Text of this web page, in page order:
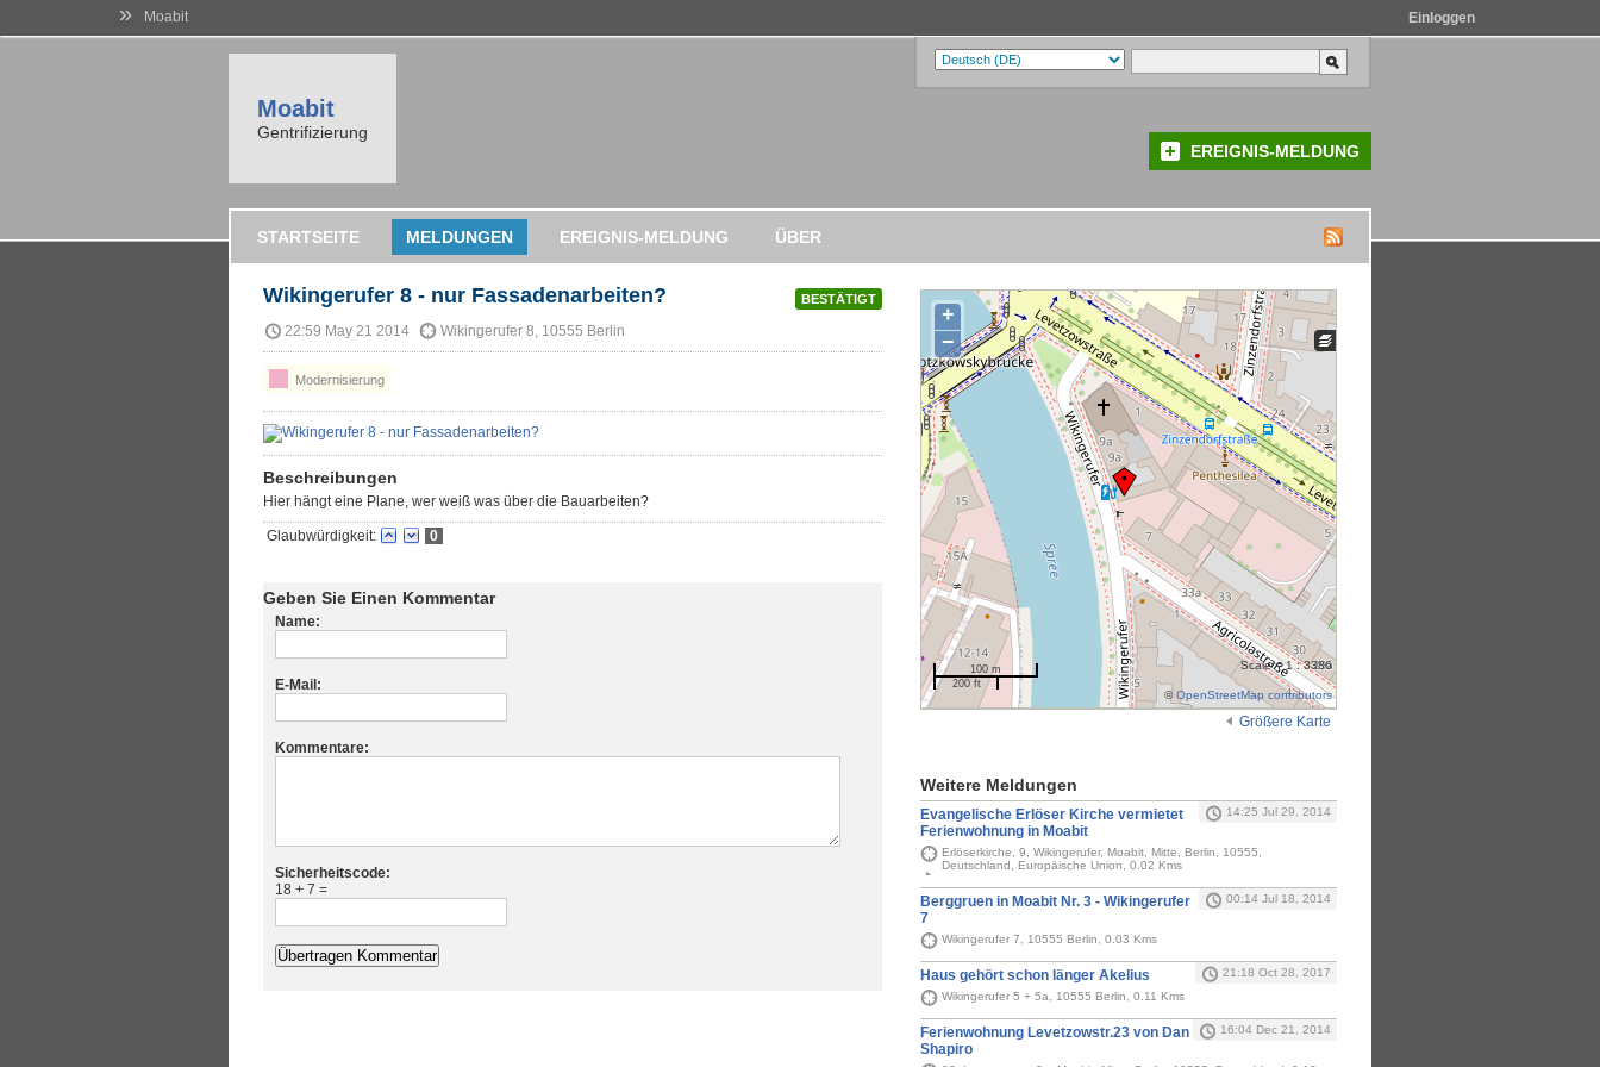
» Moabit Einloggen
Moabit
Gentrifizierung
EREIGNIS-MELDUNG
STARTSEITE MELDUNGEN EREIGNIS-MELDUNG ÜBER
BESTÄTIGT
Wikingerufer 8 - nur Fassadenarbeiten?
22:59 May 21 2014 Wikingerufer 8, 10555 Berlin
Modernisierung
Beschreibungen
Hier hängt eine Plane, wer weiß was über die Bauarbeiten?
Glaubwürdigkeit: 0
Geben Sie Einen Kommentar
Name:
E-Mail:
Kommentare:
Sicherheitscode:
18 + 7 =
+
−
100 m
200 ft
Scale = 1 : 3386
©OpenStreetMap contributors
Größere Karte
Weitere Meldungen
Evangelische Erlöser Kirche vermietet
Ferienwohnung in Moabit
14:25 Jul 29, 2014
Erlöserkirche, 9, Wikingerufer, Moabit, Mitte, Berlin, 10555,
Deutschland, Europäische Union, 0.02 Kms
Berggruen in Moabit Nr. 3 - Wikingerufer
7
00:14 Jul 18, 2014
Wikingerufer 7, 10555 Berlin, 0.03 Kms
Haus gehört schon länger Akelius
21:18 Oct 28, 2017
Wikingerufer 5 + 5a, 10555 Berlin, 0.11 Kms
Ferienwohnung Levetzowstr.23 von Dan
Shapiro
16:04 Dec 21, 2014